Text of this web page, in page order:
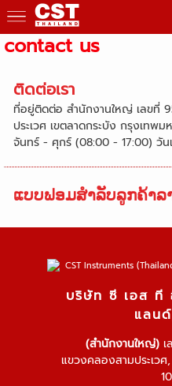
contact us
ติดต่อเรา
ที่อยู่ติดต่อ สำนักงานใหญ่ เลขที่
ประเวศ เขตลาดกระบัง กรุงเทพม
จันทร์ - ศุกร์ (08:00 - 17:00) วัน
ແບບຟອມສໍາລັບລູກຄ້າລ
บริษัท ซี เอส ที
แลน
(สำนักงานใหญ่)เ
แขวงคลองสามประเว